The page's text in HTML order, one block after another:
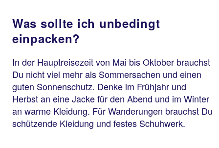
Was sollte ich unbedingt
einpacken?
In der Hauptreisezeit von Mai bis Oktober brauchst
Du nicht viel mehr als Sommersachen und einen
guten Sonnenschutz. Denke im Frühjahr und
Herbst an eine Jacke für den Abend und im Winter
an warme Kleidung. Für Wanderungen brauchst Du
schützende Kleidung und festes Schuhwerk.